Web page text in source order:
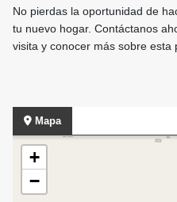
No pierdas la oportunidad de
tu nuevo hogar. Contáctanos
visita y conocer más sobre esta
Mapa
+
−